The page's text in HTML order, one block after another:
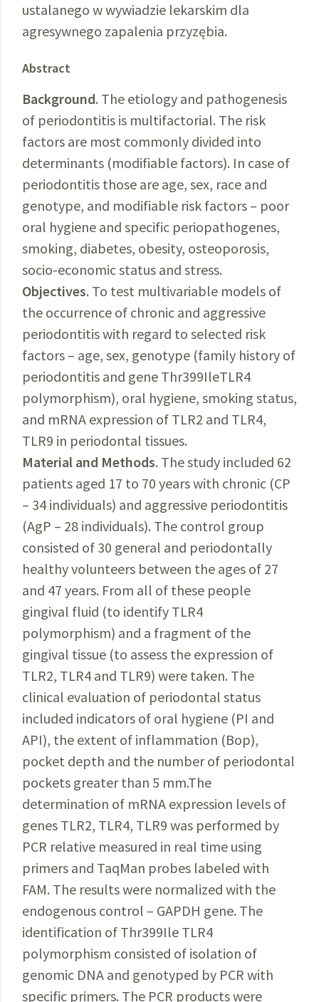
ustalanego w wywiadzie lekarskim dla
agresywnego zapalenia przyzębia.
Abstract
Background. The etiology and pathogenesis
of periodontitis is multifactorial. The risk
factors are most commonly divided into
determinants (modifiable factors). In case of
periodontitis those are age, sex, race and
genotype, and modifiable risk factors – poor
oral hygiene and specific periopathogenes,
smoking, diabetes, obesity, osteoporosis,
socio-economic status and stress.
Objectives. To test multivariable models of
the occurrence of chronic and aggressive
periodontitis with regard to selected risk
factors – age, sex, genotype (family history of
periodontitis and gene Thr399IleTLR4
polymorphism), oral hygiene, smoking status,
and mRNA expression of TLR2 and TLR4,
TLR9 in periodontal tissues.
Material and Methods. The study included 62
patients aged 17 to 70 years with chronic (CP
– 34 individuals) and aggressive periodontitis
(AgP – 28 individuals). The control group
consisted of 30 general and periodontally
healthy volunteers between the ages of 27
and 47 years. From all of these people
gingival fluid (to identify TLR4
polymorphism) and a fragment of the
gingival tissue (to assess the expression of
TLR2, TLR4 and TLR9) were taken. The
clinical evaluation of periodontal status
included indicators of oral hygiene (PI and
API), the extent of inflammation (Bop),
pocket depth and the number of periodontal
pockets greater than 5 mm.The
determination of mRNA expression levels of
genes TLR2, TLR4, TLR9 was performed by
PCR relative measured in real time using
primers and TaqMan probes labeled with
FAM. The results were normalized with the
endogenous control – GAPDH gene. The
identification of Thr399Ile TLR4
polymorphism consisted of isolation of
genomic DNA and genotyped by PCR with
specific primers. The PCR products were